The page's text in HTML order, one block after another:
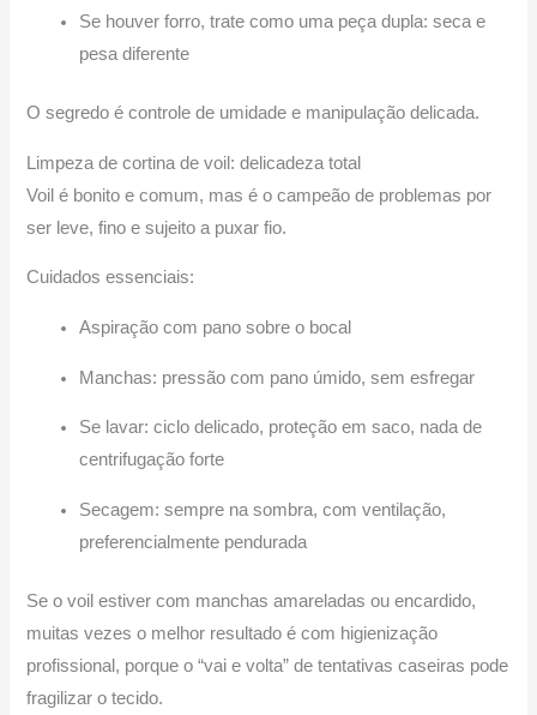
Se houver forro, trate como uma peça dupla: seca e
pesa diferente
O segredo é controle de umidade e manipulação delicada.
Limpeza de cortina de voil: delicadeza total
Voil é bonito e comum, mas é o campeão de problemas por
ser leve, fino e sujeito a puxar fio.
Cuidados essenciais:
Aspiração com pano sobre o bocal
Manchas: pressão com pano úmido, sem esfregar
Se lavar: ciclo delicado, proteção em saco, nada de
centrifugação forte
Secagem: sempre na sombra, com ventilação,
preferencialmente pendurada
Se o voil estiver com manchas amareladas ou encardido,
muitas vezes o melhor resultado é com higienização
profissional, porque o “vai e volta” de tentativas caseiras pode
fragilizar o tecido.